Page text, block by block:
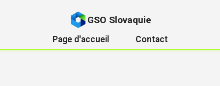
GSO Slovaquie
Page d'accueil Contact